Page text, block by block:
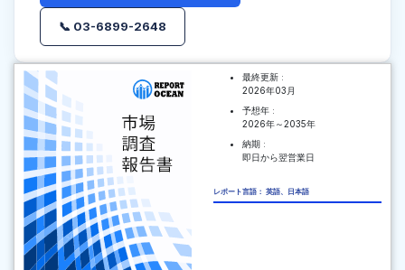
📞 03-6899-2648
最終更新 :
2026年03月
予想年 :
2026年～2035年
納期 :
即日から翌営業日
レポート言語： 英語、日本語